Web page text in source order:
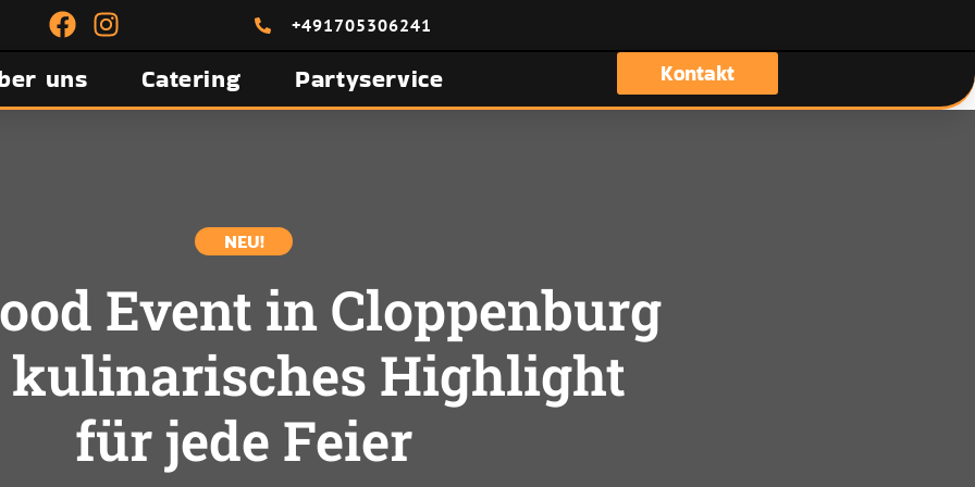
F
a
c
e
I
t
+491705306241
uns Catering Partyservice Kontakt
NEU!
Event in Cloppenburg
kulinarisches Highlight
für jede Feier